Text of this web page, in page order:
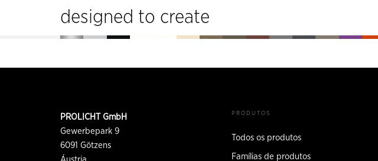
designed to create
INFORMAÇÕES
DE
PROLICHT GmbH
Gewerbepark 9
6091 Götzens
PRODUTOS
Todos os produtos
Famílias de produtos